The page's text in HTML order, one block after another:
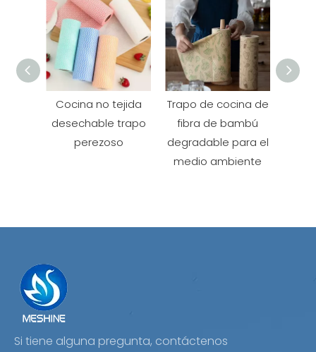
Cocina no tejida
desechable trapo
perezoso
Trapo de cocina de
fibra de bambú
degradable para el
medio ambiente
Si tiene alguna pregunta, contáctenos